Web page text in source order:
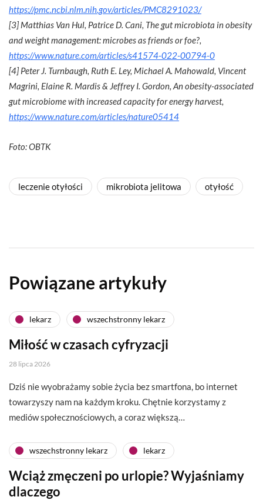
https://pmc.ncbi.nlm.nih.gov/articles/PMC8291023/
[3] Matthias Van Hul, Patrice D. Cani, The gut microbiota in obesity
and weight management: microbes as friends or foe?,
https://www.nature.com/articles/s41574-022-00794-0
[4] Peter J. Turnbaugh, Ruth E. Ley, Michael A. Mahowald, Vincent
Magrini, Elaine R. Mardis & Jeffrey I. Gordon, An obesity-associated
gut microbiome with increased capacity for energy harvest,
https://www.nature.com/articles/nature05414
Foto: OBTK
leczenie otyłości mikrobiota jelitowa otyłość
Powiązane artykuły
lekarz wszechstronny lekarz
Miłość w czasach cyfryzacji
28 lipca 2026
Dziś nie wyobrażamy sobie życia bez smartfona, bo internet
towarzyszy nam na każdym kroku. Chętnie korzystamy z
mediów społecznościowych, a coraz większą…
wszechstronny lekarz lekarz
Wciąż zmęczeni po urlopie? Wyjaśniamy
dlaczego